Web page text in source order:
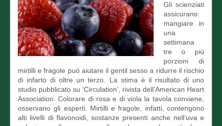
Gli scienziati
assicurano:
mangiare in
una
settimana
tre o più
porzioni di
mirtilli e fragole può aiutare il gentil sesso a ridurre il rischio
di infarto di oltre un terzo. La stima è il risultato di uno
studio pubblicato su ‘Circulation’, rivista dell’American Heart
Association. Colorare di rosa e di viola la tavola conviene,
osservano gli esperti. Mirtilli e fragole, infatti, contengono
alti livelli di flavonoidi, sostanze presenti anche nell’uva e